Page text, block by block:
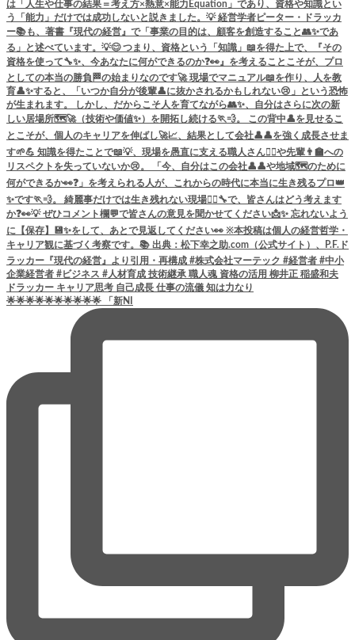
🌟🌟🌟🌟🌟🌟🌟🌟🌟🌟 「新NI